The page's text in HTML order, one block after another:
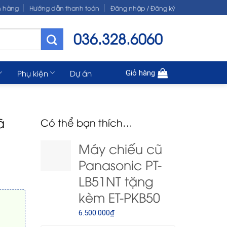
hàng Hướng dẫn thanh toán Đăng nhập / Đăng ký
036.328.6060
Phụ kiện Dự án Giỏ hàng
Có thể bạn thích…
Máy chiếu cũ
Panasonic PT-
LB51NT tặng
kèm ET-PKB50
6.500.000₫